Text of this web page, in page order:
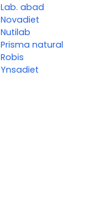
Lab. abad
Novadiet
Nutilab
Prisma natural
Robis
Ynsadiet